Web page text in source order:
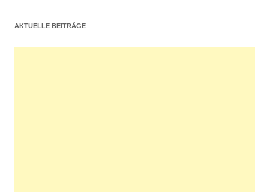
AKTUELLE BEITRÄGE